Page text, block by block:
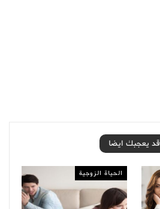
قد يعجبك ايضا
الحياة الزوجية